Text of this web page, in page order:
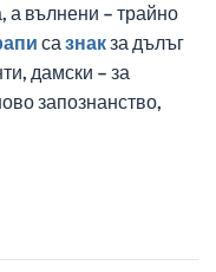
а вълнени – трайно
са знакза дълъг
дамски – за
запознанство,